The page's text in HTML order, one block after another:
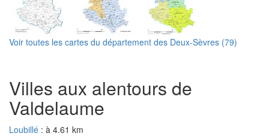
Voir toutes les cartes du département des Deux-Sèvres (79)
Villes aux alentours de
Valdelaume
Loubillé : à 4.61 km